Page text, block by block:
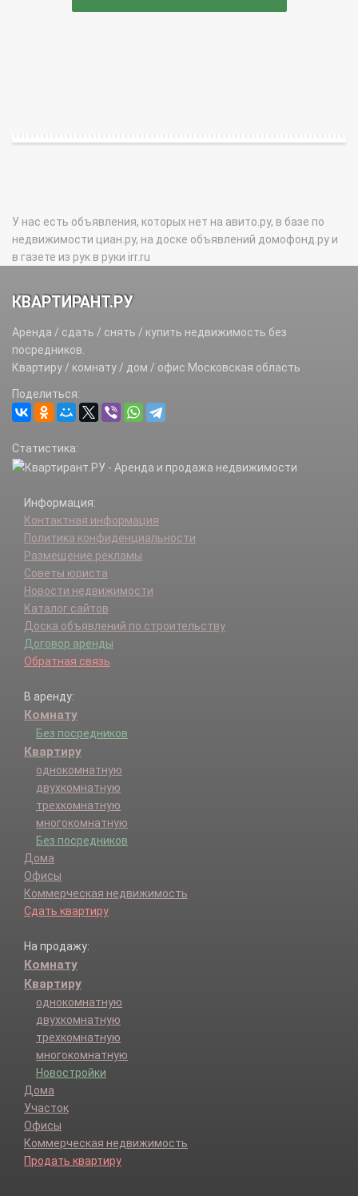
У нас есть объявления, которых нет на авито.ру, в базе по
недвижимости циан.ру, на доске объявлений домофонд.ру и
в газете из рук в руки irr.ru
КВАРТИРАНТ.РУ
Аренда / сдать / снять / купить недвижимость без
посредников.
Квартиру / комнату / дом / офис Московская область
Поделиться:
Статистика:
Информация:
Контактная информация
Политика конфиденциальности
Размещение рекламы
Советы юриста
Новости недвижимости
Каталог сайтов
Доска объявлений по строительству
Договор аренды
Обратная связь
В аренду:
Комнату
Без посредников
Квартиру
однокомнатную
двухкомнатную
трехкомнатную
многокомнатную
Без посредников
Дома
Офисы
Коммерческая недвижимость
Сдать квартиру
На продажу:
Комнату
Квартиру
однокомнатную
двухкомнатную
трехкомнатную
многокомнатную
Новостройки
Дома
Участок
Офисы
Коммерческая недвижимость
Продать квартиру